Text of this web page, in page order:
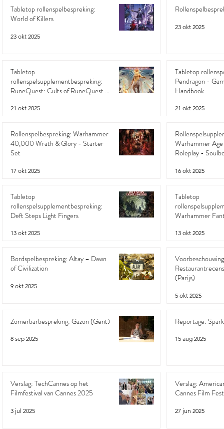
Tabletop rollenspelbespreking:
World of Killers
23 okt 2025
23 okt 2025
Tabletop
rollenspelsupplementbespreking:
RuneQuest: Cults of RuneQuest -
21 okt 2025
Tabletop
Pendragon -
Handbook
21 okt 2025
Rollenspelbespreking: Warhammer
40,000 Wrath & Glory - Starter
Set
17 okt 2025
Warhammer
Roleplay -
16 okt 2025
Tabletop
rollenspelsupplementbespreking:
Deft Steps Light Fingers
13 okt 2025
Tabletop
Warhammer
13 okt 2025
Bordspelbespreking: Altay – Dawn
of Civilization
9 okt 2025
(Parijs)
5 okt 2025
Zomerbarbespreking: Gazon (Gent)
8 sep 2025
Reportage:
15 aug 2025
Verslag: TechCannes op het
Filmfestival van Cannes 2025
3 jul 2025
Verslag:
Cannes Film
27 jun 2025